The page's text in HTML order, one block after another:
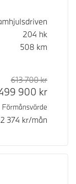
204 hk
508 km
Rek.
613 700kr
900 kr
Förmånsvärde
2 374 kr/mån